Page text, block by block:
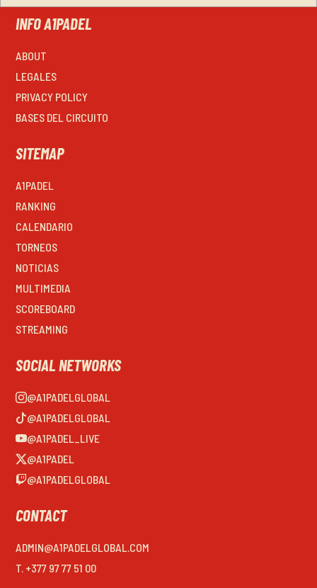
INFO A1PADEL
ABOUT
LEGALES
PRIVACY POLICY
BASES DEL CIRCUITO
SITEMAP
A1PADEL
RANKING
CALENDARIO
TORNEOS
NOTICIAS
MULTIMEDIA
SCOREBOARD
STREAMING
SOCIAL NETWORKS
@A1PADELGLOBAL
@A1PADELGLOBAL
@A1PADEL_LIVE
@A1PADEL
@A1PADELGLOBAL
CONTACT
ADMIN@A1PADELGLOBAL.COM
T. +377 97 77 51 00